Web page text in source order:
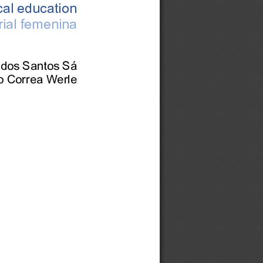
education
femenina
Santos Sá
Correa Werle